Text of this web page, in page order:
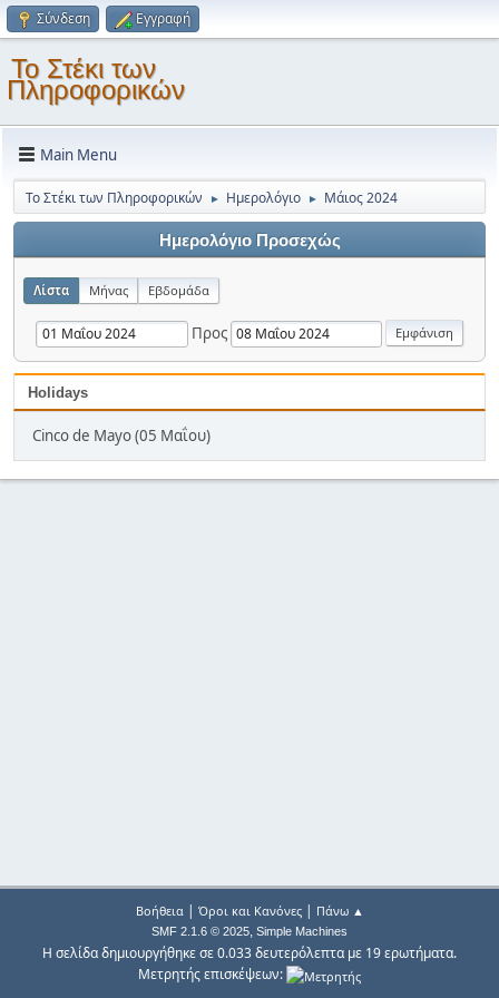
Σύνδεση Εγγραφή
Το Στέκι των
Πληροφορικών
Main Menu
Το Στέκι των Πληροφορικών ► Ημερολόγιο ► Μάιος 2024
Ημερολόγιο Προσεχώς
Λίστα Μήνας Εβδομάδα
Προς
Holidays
Cinco de Mayo (05 Μαΐου)
Βοήθεια| Όροι και Κανόνες| Πάνω ▲
SMF 2.1.6 © 2025, Simple Machines
Η σελίδα δημιουργήθηκε σε 0.033 δευτερόλεπτα με 19 ερωτήματα.
Μετρητής επισκέψεων: